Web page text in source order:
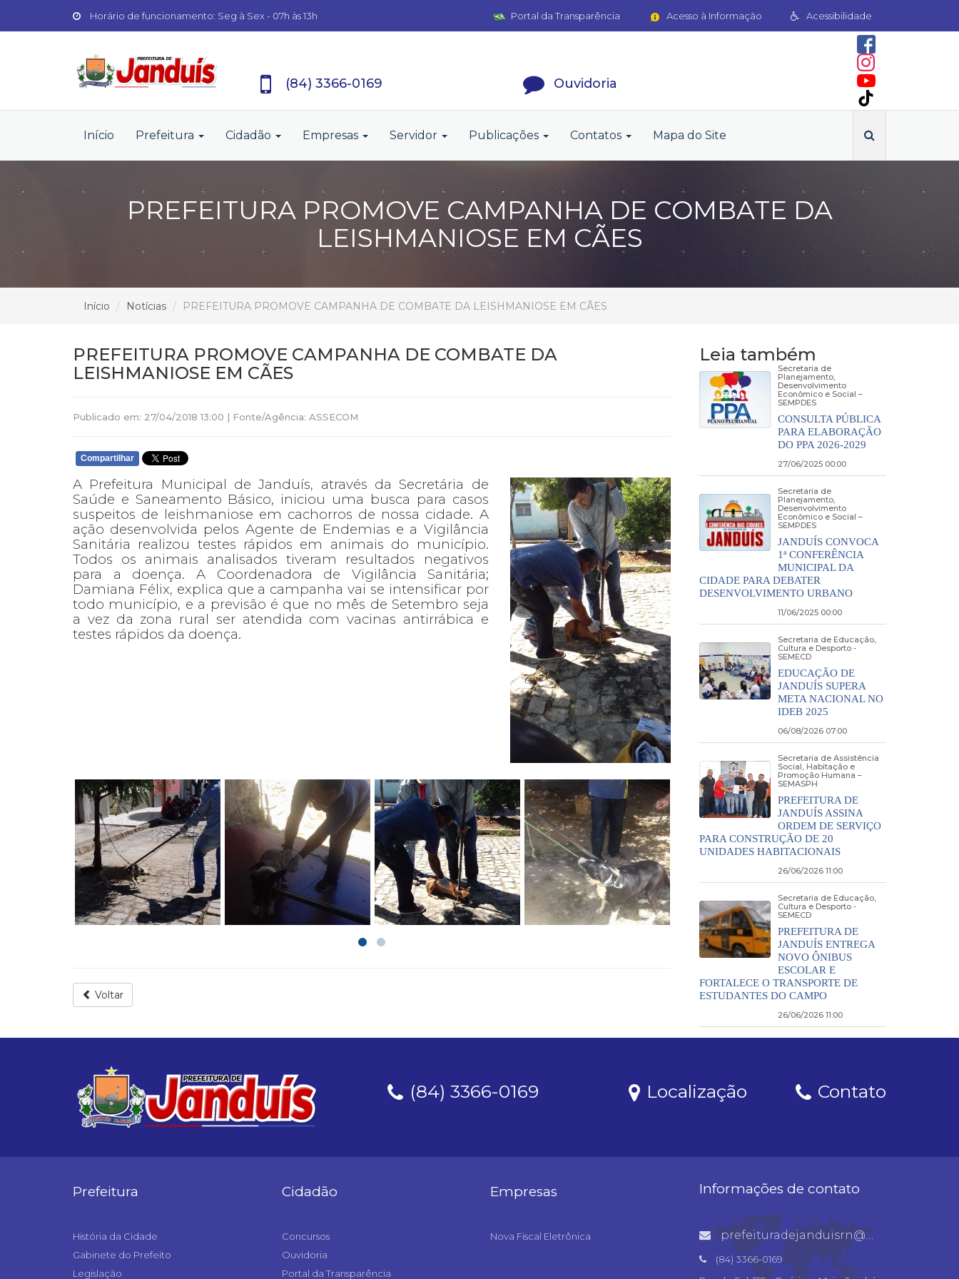
Horário de funcionamento: Seg à Sex - 07h às 13h Acessibilidade
Acesso à Informação
Portal da Transparência
(84) 3366-0169 Ouvidoria
Início Prefeitura Cidadão Empresas Servidor Publicações Contatos Mapa do Site
PREFEITURA PROMOVE CAMPANHA DE COMBATE DA
LEISHMANIOSE EM CÃES
Início Notícias PREFEITURA PROMOVE CAMPANHA DE COMBATE DA LEISHMANIOSE EM CÃES
PREFEITURA PROMOVE CAMPANHA DE COMBATE DA
LEISHMANIOSE EM CÃES
Publicado em: 27/04/2018 13:00 | Fonte/Agência: ASSECOM
Compartilhar
A Prefeitura Municipal de Janduís, através da Secretária de
Saúde e Saneamento Básico, iniciou uma busca para casos
suspeitos de leishmaniose em cachorros de nossa cidade. A
ação desenvolvida pelos Agente de Endemias e a Vigilância
Sanitária realizou testes rápidos em animais do município.
Todos os animais analisados tiveram resultados negativos
para a doença. A Coordenadora de Vigilância Sanitária;
Damiana Félix, explica que a campanha vai se intensificar por
todo município, e a previsão é que no mês de Setembro seja
a vez da zona rural ser atendida com vacinas antirrábica e
testes rápidos da doença.
Voltar
Leia também
Secretaria de
Planejamento,
Desenvolvimento
Econômico e Social –
SEMPDES
CONSULTA PÚBLICA
PARA ELABORAÇÃO
DO PPA 2026-2029
27/06/2025 00:00
Secretaria de
Planejamento,
Desenvolvimento
Econômico e Social –
SEMPDES
JANDUÍS CONVOCA
1ª CONFERÊNCIA
MUNICIPAL DA
CIDADE PARA DEBATER
DESENVOLVIMENTO URBANO
11/06/2025 00:00
Secretaria de Educação,
Cultura e Desporto -
SEMECD
EDUCAÇÃO DE
JANDUÍS SUPERA
META NACIONAL NO
IDEB 2025
06/08/2026 07:00
Secretaria de Assistência
Social, Habitação e
Promoção Humana –
SEMASPH
PREFEITURA DE
JANDUÍS ASSINA
ORDEM DE SERVIÇO
PARA CONSTRUÇÃO DE 20
UNIDADES HABITACIONAIS
26/06/2026 11:00
Secretaria de Educação,
Cultura e Desporto -
SEMECD
PREFEITURA DE
JANDUÍS ENTREGA
NOVO ÔNIBUS
ESCOLAR E
FORTALECE O TRANSPORTE DE
ESTUDANTES DO CAMPO
26/06/2026 11:00
(84) 3366-0169 Localização Contato
Prefeitura
História da Cidade
Gabinete do Prefeito
Legislação
Cidadão
Concursos
Ouvidoria
Portal da Transparência
Empresas
Nova Fiscal Eletrônica
Informações de contato
prefeituradejanduisrn@gmail.com
(84) 3366-0169